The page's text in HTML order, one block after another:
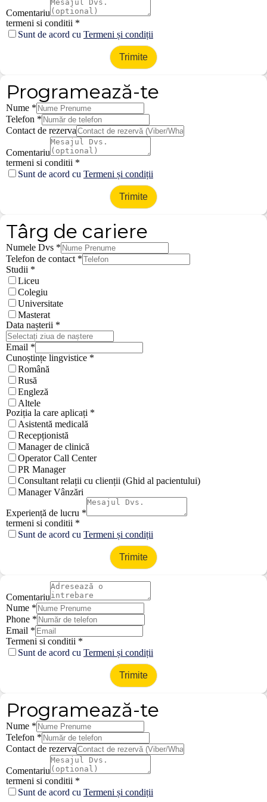
Comentariu
termeni si conditii *
Sunt de acord cu Termeni și condiții
Trimite
Programează-te
Nume *
Telefon *
Contact de rezerva
Comentariu
termeni si conditii *
Sunt de acord cu Termeni și condiții
Trimite
Târg de cariere
Numele Dvs *
Telefon de contact *
Studii *
Liceu
Colegiu
Universitate
Masterat
Data nașterii *
Email *
Cunoștințe lingvistice *
Română
Rusă
Engleză
Altele
Poziția la care aplicați *
Asistentă medicală
Recepționistă
Manager de clinică
Operator Call Center
PR Manager
Consultant relații cu clienții (Ghid al pacientului)
Manager Vânzări
Experiență de lucru *
termeni si conditii *
Sunt de acord cu Termeni și condiții
Trimite
Comentariu
Nume *
Phone *
Email *
Termeni si conditii *
Sunt de acord cu Termeni și condiții
Trimite
Programează-te
Nume *
Telefon *
Contact de rezerva
Comentariu
termeni si conditii *
Sunt de acord cu Termeni și condiții